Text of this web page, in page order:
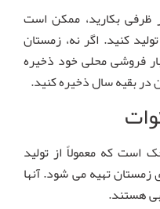
ظرفی بکارید، ممکن است
کنید. اگر نه، زمستان
فروشی محلی خود ذخیره
در بقیه سال ذخیره کنید.
است که معمولاً از تولید
تهیه می شود. آنها
هستند.